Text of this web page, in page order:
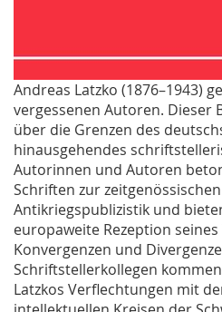
Andreas Latzko (1876–1943)
vergessenen Autoren. Dieser
über die Grenzen des
hinausgehendes
Autorinnen und Autoren
Schriften zur
Antikriegspublizistik und
europaweite Rezeption
Konvergenzen und
Schriftstellerkollegen
Latzkos Verflechtungen mit